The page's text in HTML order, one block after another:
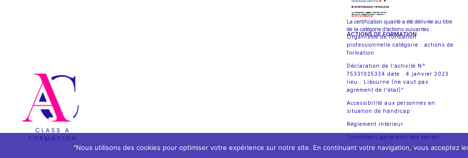
La certification qualité a été délivrée au titre
de la catégorie d’actions suivantes :
ACTIONS DE FORMATION
Organisme de formation
professionnelle catégorie : actions de
formation
Déclaration de l'activité N°
75331925334 date : 4 janvier 2023
lieu : Libourne (ne vaut pas
agrément de l'état)"
Accessibilité aux personnes en
situation de handicap
Réglement intérieur
Conditions générales des ventes
"Nous utilisons des cookies pour optimiser votre expérience sur notre site. En continuant votre navigation, vous acceptez